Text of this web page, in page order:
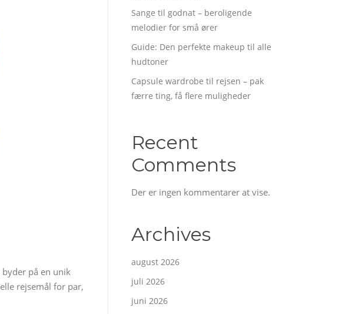
på en unik
rejsemål for par,
Sange til godnat – beroligende
melodier for små ører
Guide: Den perfekte makeup til alle
hudtoner
Capsule wardrobe til rejsen – pak
færre ting, få flere muligheder
Recent
Comments
Der er ingen kommentarer at vise.
Archives
august 2026
juli 2026
juni 2026